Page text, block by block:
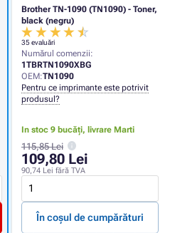
Brother TN-1090 (TN1090) - Toner,
black (negru)
35 evaluări
Numărul comenzii:
1TBRTN1090XBG
OEM:TN1090
Pentru ce imprimante este potrivit
produsul?
In stoc 9 bucăți, livrare Marti
115,85 Lei
109,80 Lei
90,74 Lei fără TVA
În coșul de cumpărături